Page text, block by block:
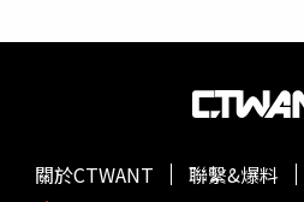
關於CTWANT 聯繫&爆料